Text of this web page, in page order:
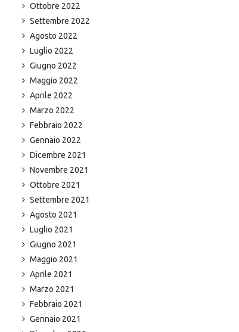
Ottobre 2022
Settembre 2022
Agosto 2022
Luglio 2022
Giugno 2022
Maggio 2022
Aprile 2022
Marzo 2022
Febbraio 2022
Gennaio 2022
Dicembre 2021
Novembre 2021
Ottobre 2021
Settembre 2021
Agosto 2021
Luglio 2021
Giugno 2021
Maggio 2021
Aprile 2021
Marzo 2021
Febbraio 2021
Gennaio 2021